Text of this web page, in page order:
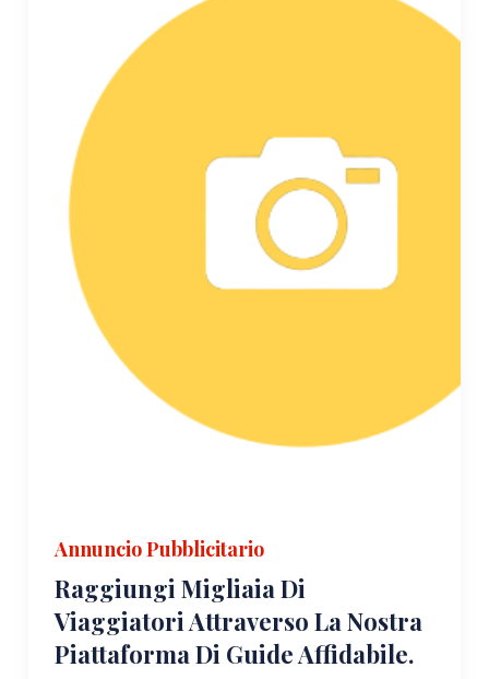
Annuncio Pubblicitario
Raggiungi Migliaia Di
Viaggiatori Attraverso La Nostra
Piattaforma Di Guide Affidabile.